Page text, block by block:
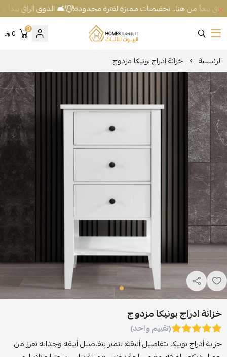
يبدأ من هنا.. تخفيضات مميزة لفترة محدودة! 🛋️ الذوق الراقي يبدأ
شركة البيوت للأثاث
0
0
الرئيسية خزانة ادراج بونيكا مزدوج
خزانة ادراج بونيكا مزدوج
(تقييم واحد)
خزانة أدراج بونيكا بتفاصيل أنيقة: تتميز بتفاصيل أنيقة وجذابة تعزز من